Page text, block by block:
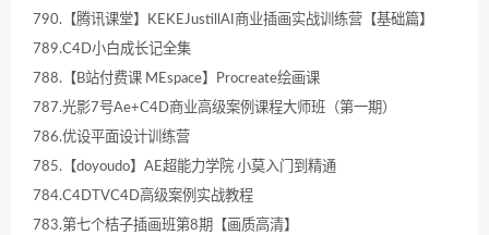
790.【腾讯课堂】KEKEJustillAI商业插画实战训练营【基础篇】
789.C4D小白成长记全集
788.【B站付费课 MEspace】Procreate绘画课
787.光影7号Ae+C4D商业高级案例课程大师班（第一期）
786.优设平面设计训练营
785.【doyoudo】AE超能力学院 小莫入门到精通
784.C4DTVC4D高级案例实战教程
783.第七个桔子插画班第8期【画质高清】